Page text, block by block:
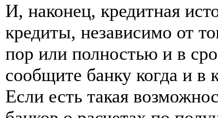
И, наконец, кредитная
кредиты, независимо от
пор или полностью и в
сообщите банку когда и в
Если есть такая